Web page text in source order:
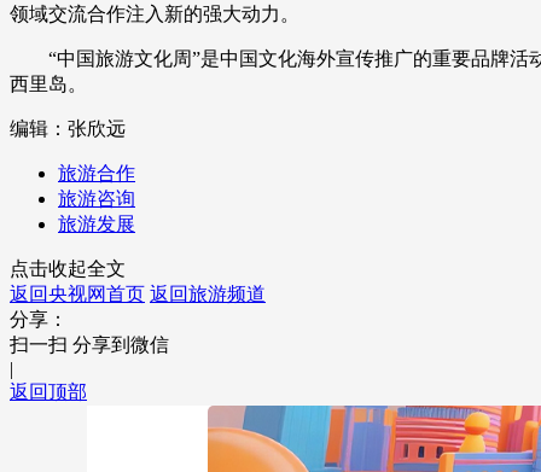
大国智造 大国展会
领域交流合作注入新的强大动力。
“中国旅游文化周”是中国文化海外宣传推广的重要品牌活
西里岛。
编辑：张欣远
旅游合作
旅游咨询
旅游发展
点击收起全文
返回央视网首页 返回旅游频道
分享：
扫一扫 分享到微信
|
返回顶部